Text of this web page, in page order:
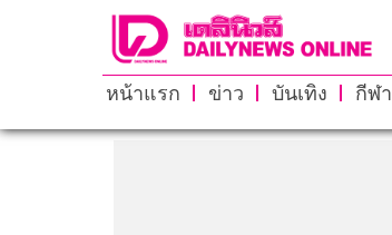
หน้าแรก ข่าว บันเทิง กีฬา